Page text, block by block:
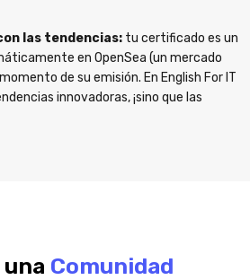
las tendencias: tu certificado es un
en OpenSea (un mercado
de su emisión. En English For IT
innovadoras, ¡sino que las
Comunidad